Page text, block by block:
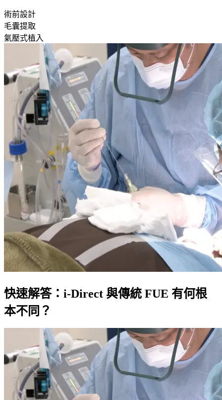
術前設計
毛囊提取
氣壓式植入
快速解答：i-Direct 與傳統 FUE 有何根
本不同？